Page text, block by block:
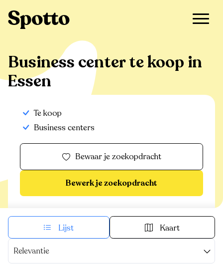
Essen >
Business center te koop in
Essen
Te koop
Business centers
Bewaar je zoekopdracht
Bewerk je zoekopdracht
Lijst Kaart
Relevantie